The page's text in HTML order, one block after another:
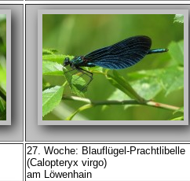
27. Woche: Blauflügel-Prachtlibelle
(Calopteryx virgo)
am Löwenhain